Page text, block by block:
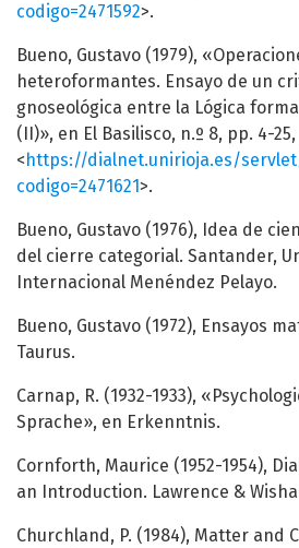
codigo=2471592>.
Bueno, Gustavo (1979),
heteroformantes. Ensayo de un
gnoseológica entre la Lógica
(II)», en El Basilisco, n.º 8, pp. 4-25,
<https://dialnet.unirioja.es/
codigo=2471621>.
Bueno, Gustavo (1976), Idea de
del cierre categorial. Santander,
Internacional Menéndez Pelayo.
Bueno, Gustavo (1972), Ensayos
Taurus.
Carnap, R. (1932-1933),
Sprache», en Erkenntnis.
Cornforth, Maurice (1952-1954),
an Introduction. Lawrence &
Churchland, P. (1984), Matter and